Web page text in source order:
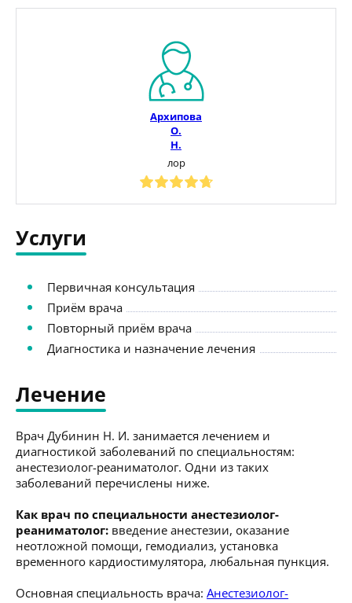
Архипова
О.
Н.
лор
Услуги
Первичная консультация
Приём врача
Повторный приём врача
Диагностика и назначение лечения
Лечение
Врач Дубинин Н. И. занимается лечением и
диагностикой заболеваний по специальностям:
анестезиолог-реаниматолог. Одни из таких
заболеваний перечислены ниже.
Как врач по специальности анестезиолог-
реаниматолог: введение анестезии, оказание
неотложной помощи, гемодиализ, установка
временного кардиостимулятора, любальная пункция.
Основная специальность врача: Анестезиолог-